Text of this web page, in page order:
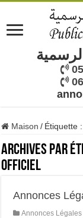
Maison / Étiquette :
Archives par
Officiel
Annonces
Annonces Légales